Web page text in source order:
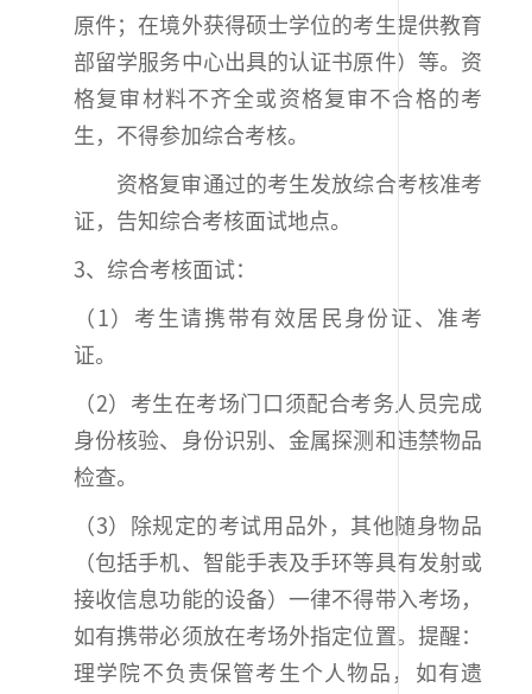
原件；在境外获得硕士学位的考生提供教育
部留学服务中心出具的认证书原件）等。资
格复审材料不齐全或资格复审不合格的考
生，不得参加综合考核。
资格复审通过的考生发放综合考核准考
证，告知综合考核面试地点。
3、综合考核面试：
（1）考生请携带有效居民身份证、准考
证。
（2）考生在考场门口须配合考务人员完成
身份核验、身份识别、金属探测和违禁物品
检查。
（3）除规定的考试用品外，其他随身物品
（包括手机、智能手表及手环等具有发射或
接收信息功能的设备）一律不得带入考场，
如有携带必须放在考场外指定位置。提醒：
理学院不负责保管考生个人物品，如有遗